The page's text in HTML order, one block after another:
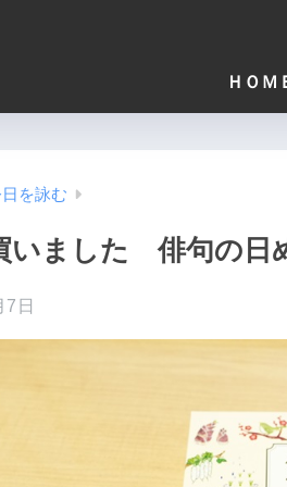
ＨＯＭ
を詠む
いました 俳句の日
7日